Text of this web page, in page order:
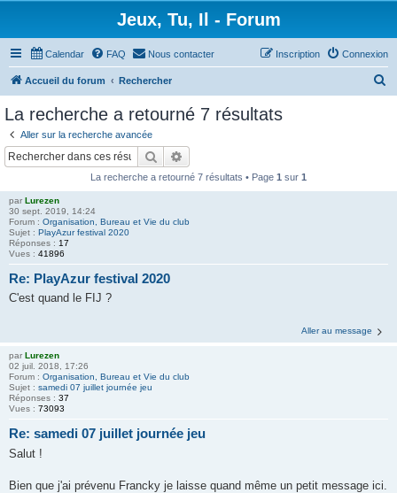
Jeux, Tu, Il - Forum
Calendar FAQ Nous contacter Connexion
Inscription
Accueil du forum Rechercher
La recherche a retourné 7 résultats
Aller sur la recherche avancée
Rechercher
La recherche a retourné 7 résultats • Page 1 sur 1
par Lurezen
30 sept. 2019, 14:24
Forum : Organisation, Bureau et Vie du club
Sujet : PlayAzur festival 2020
Réponses : 17
Vues : 41896
Re: PlayAzur festival 2020
C'est quand le FIJ ?
Aller au message
par Lurezen
02 juil. 2018, 17:26
Forum : Organisation, Bureau et Vie du club
Sujet : samedi 07 juillet journée jeu
Réponses : 37
Vues : 73093
Re: samedi 07 juillet journée jeu
Salut !
Bien que j'ai prévenu Francky je laisse quand même un petit message ici.